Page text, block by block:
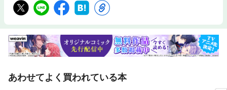
あわせてよく買われている本